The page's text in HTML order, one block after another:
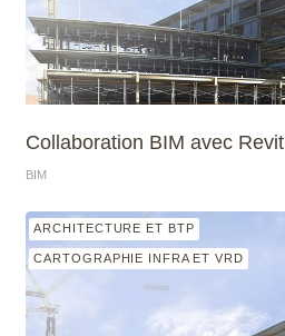
Collaboration BIM avec Revit
BIM
ARCHITECTURE ET BTP
CARTOGRAPHIE INFRA ET VRD